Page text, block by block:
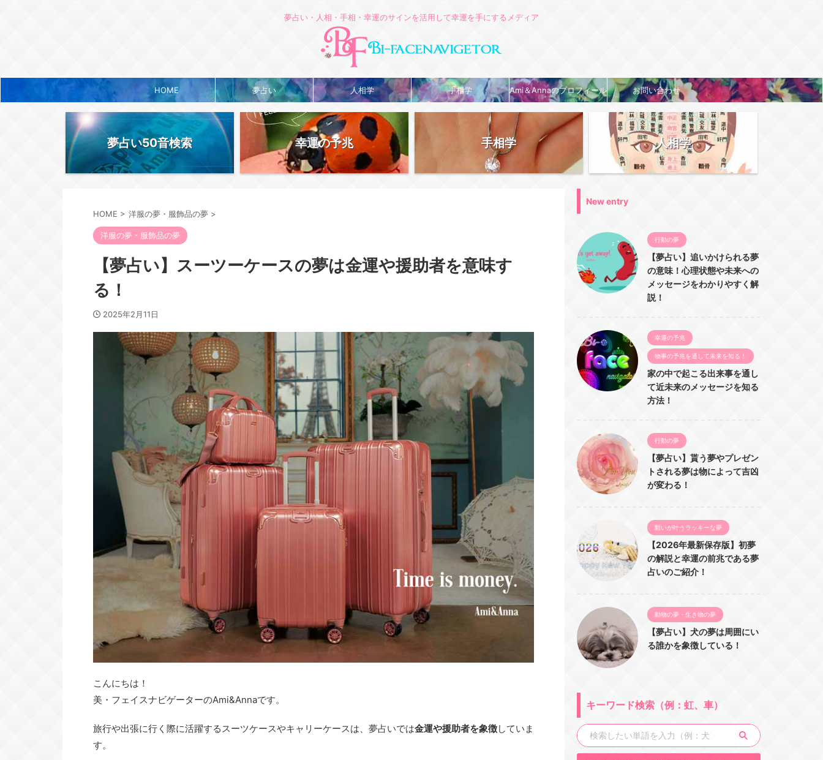
夢占い・人相・手相・幸運のサインを活用して幸運を手にするメディア
HOME 夢占い 人相学 手相学 Ami＆Annaのプロフィール お問い合わせ
夢占い50音検索 幸運の予兆 手相学 人相学
HOME > 洋服の夢・服飾品の夢 >
洋服の夢・服飾品の夢
【夢占い】スーツーケースの夢は金運や援助者を意味す
る！
2025年2月11日
こんにちは！
美・フェイスナビゲーターのAmi&Annaです。
旅行や出張に行く際に活躍するスーツケースやキャリーケースは、夢占いでは金運や援助者を象徴していま
す。
New entry
行動の夢
【夢占い】追いかけられる夢
の意味！心理状態や未来への
メッセージをわかりやすく解
説！
幸運の予兆
物事の予兆を通して未来を知る！
家の中で起こる出来事を通し
て近未来のメッセージを知る
方法！
行動の夢
【夢占い】貰う夢やプレゼン
トされる夢は物によって吉凶
が変わる！
願いが叶うラッキーな夢
【2026年最新保存版】初夢
の解説と幸運の前兆である夢
占いのご紹介！
動物の夢・生き物の夢
【夢占い】犬の夢は周囲にい
る誰かを象徴している！
キーワード検索（例：虹、車）